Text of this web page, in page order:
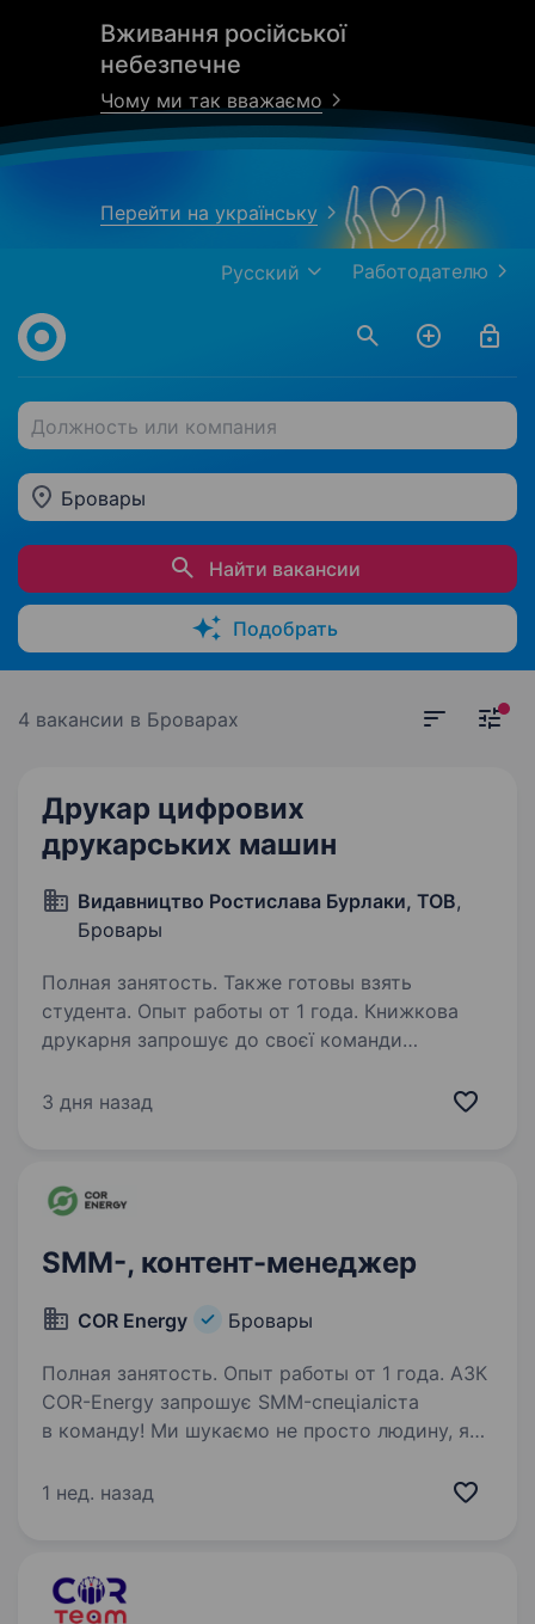
Вживання російської
небезпечне
Чому ми так вважаємо
Перейти на українську
Работодателю
Русский
Должность или компания
Бровары
Найти вакансии
Подобрать
4 вакансии в Броварах
Друкар цифрових
друкарських машин
Видавництво Ростислава Бурлаки, ТОВ,
Бровары
Полная занятость. Также готовы взять
студента. Опыт работы от 1 года. Книжкова
друкарня запрошує до своєї команди
роботи оператором цифрового друку від 1
3 дня назад
SMM-, контент-менеджер
COR Energy Бровары
Полная занятость. Опыт работы от 1 года. АЗК
COR-Energy запрошує SMM-спеціаліста
в команду! Ми шукаємо не просто людину, яка
системно і бачить у контенті інструмент росту
1 нед. назад